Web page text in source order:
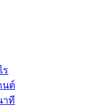
ร
นต์
าที